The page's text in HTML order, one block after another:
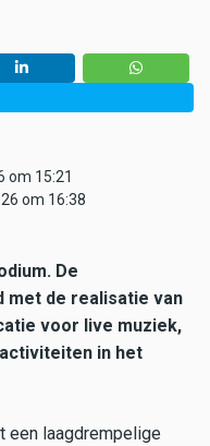
om 15:21
om 16:38
De
met de realisatie van
voor live muziek,
in het
een laagdrempelige